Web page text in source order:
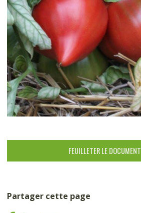
FEUILLETER LE DOCUMENT
Partager cette page